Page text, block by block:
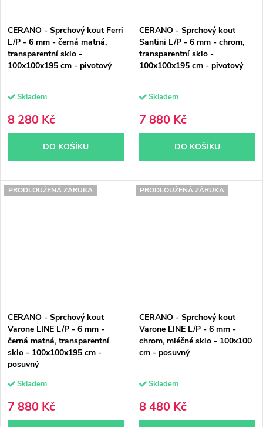
CERANO - Sprchový kout Ferri
L/P - 6 mm - černá matná,
transparentní sklo -
100x100x195 cm - pivotový
Skladem
8 280 Kč
DO KOŠÍKU
CERANO - Sprchový kout
Santini L/P - 6 mm - chrom,
transparentní sklo -
100x100x195 cm - pivotový
Skladem
7 880 Kč
DO KOŠÍKU
PRODLOUŽENÁ ZÁRUKA
CERANO - Sprchový kout
Varone LINE L/P - 6 mm -
černá matná, transparentní
sklo - 100x100x195 cm -
posuvný
Skladem
7 880 Kč
PRODLOUŽENÁ ZÁRUKA
CERANO - Sprchový kout
Varone LINE L/P - 6 mm -
chrom, mléčné sklo - 100x100
cm - posuvný
Skladem
8 480 Kč